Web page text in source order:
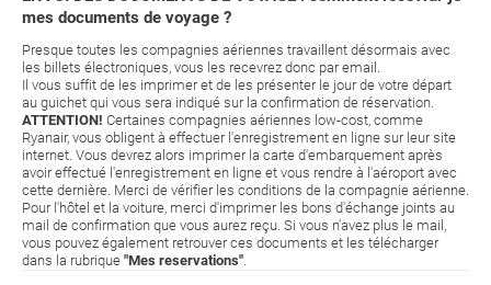
mes documents de voyage ?
Presque toutes les compagnies aériennes travaillent désormais avec
les billets électroniques, vous les recevrez donc par email.
Il vous suffit de les imprimer et de les présenter le jour de votre départ
au guichet qui vous sera indiqué sur la confirmation de réservation.
ATTENTION! Certaines compagnies aériennes low-cost, comme
Ryanair, vous obligent à effectuer l'enregistrement en ligne sur leur site
internet. Vous devrez alors imprimer la carte d'embarquement après
avoir effectué l'enregistrement en ligne et vous rendre à l'aéroport avec
cette dernière. Merci de vérifier les conditions de la compagnie aérienne.
Pour l'hôtel et la voiture, merci d'imprimer les bons d'échange joints au
mail de confirmation que vous aurez reçu. Si vous n'avez plus le mail,
vous pouvez également retrouver ces documents et les télécharger
dans la rubrique "Mes reservations".